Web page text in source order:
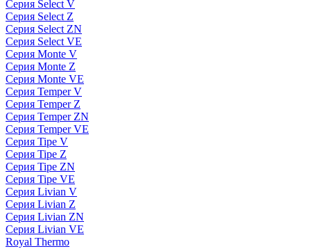
Серия Select V
Серия Select Z
Серия Select ZN
Серия Select VE
Серия Monte V
Серия Monte Z
Серия Monte VE
Серия Temper V
Серия Temper Z
Серия Temper ZN
Серия Temper VE
Серия Tipe V
Серия Tipe Z
Серия Tipe ZN
Серия Tipe VE
Серия Livian V
Серия Livian Z
Серия Livian ZN
Серия Livian VE
Royal Thermo